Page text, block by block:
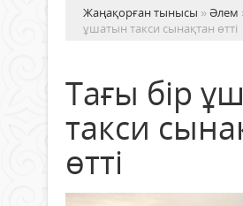
Жаңақорған тынысы »Әлем
ұшатын такси сынақтан өтті
Тағы бір
такси
өтті